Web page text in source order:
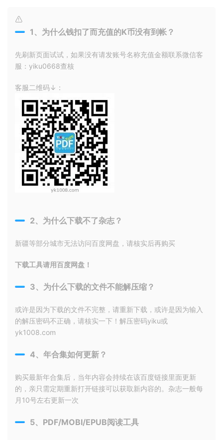
1、为什么钱扣了而充值的K币没有到帐？
先刷新页面试试，如果没有请发账号名称充值金额联系微信客
服：yiku0668查核
客服二维码↓：
2、为什么下载不了杂志？
新疆等部分城市无法访问百度网盘，请核实后再购买
下载工具请用百度网盘！
3、为什么下载的文件不能解压缩？
或许是因为下载的文件不完整，请重新下载，或许是因为输入
的解压密码不正确，请核实一下！解压密码yiku或
yk1008.com
4、年合集如何更新？
购买最新年合集后，当年内容会持续在该百度链接里面更新
的，亲只需定期重新打开链接可以获取新内容的。杂志一般每
月10号左右更新一次
5、PDF/MOBI/EPUB阅读工具